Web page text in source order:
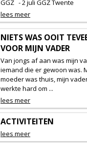
GGZ - 2 juli GGZ Twente
lees meer
NIETS WAS OOIT
VOOR MIJN VADER
Van jongs af aan was mijn
iemand die er gewoon was.
moeder was thuis, mijn
werkte hard om ...
lees meer
ACTIVITEITEN
lees meer